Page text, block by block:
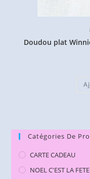
Doudou plat
Catégories De
CARTE CADEAU
NOEL C'EST LA FETE